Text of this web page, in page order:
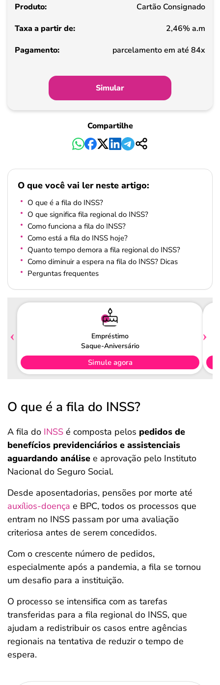
de
Pagamento
Cartão Consignado
2,46% a.m
parcelamento em até 84x
Simular
Compartilhe
O que você vai ler neste artigo:
O que é a fila do INSS?
O que significa fila regional do INSS?
Como funciona a fila do INSS?
Como está a fila do INSS hoje?
Quanto tempo demora a fila regional do INSS?
Como diminuir a espera na fila do INSS? Dicas
Perguntas frequentes
Empréstimo
Saque-Aniversário
Simule agora
O que é a fila do INSS?
A fila do INSS é composta pelos pedidos de
benefícios previdenciários e assistenciais
aguardando análise e aprovação pelo Instituto
Nacional do Seguro Social.
Desde aposentadorias, pensões por morte até
auxílios-doença e BPC, todos os processos que
entram no INSS passam por uma avaliação
criteriosa antes de serem concedidos.
Com o crescente número de pedidos,
especialmente após a pandemia, a fila se tornou
um desafio para a instituição.
O processo se intensifica com as tarefas
transferidas para a fila regional do INSS, que
ajudam a redistribuir os casos entre agências
regionais na tentativa de reduzir o tempo de
espera.